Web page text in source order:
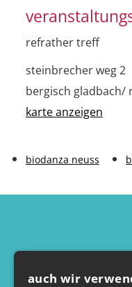
refrather treff
steinbrecher weg 2
bergisch gladbach/
karte anzeigen
biodanza neuss
auch wir